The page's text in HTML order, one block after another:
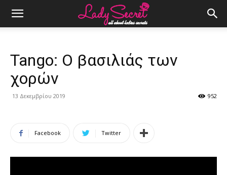
Tango: Ο βασιλιάς των
χορών
13 Δεκεμβρίου 2019 952
Facebook Twitter